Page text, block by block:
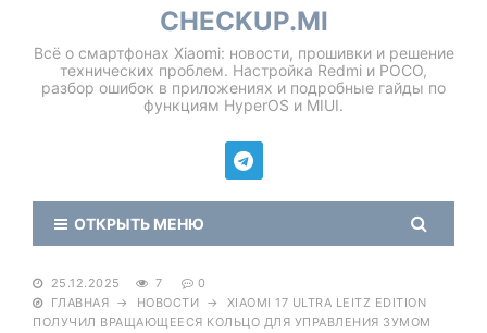
CHECKUP.MI
Всё о смартфонах Xiaomi: новости, прошивки и решение
технических проблем. Настройка Redmi и POCO,
разбор ошибок в приложениях и подробные гайды по
функциям HyperOS и MIUI.
ОТКРЫТЬ МЕНЮ
25.12.2025 7
0
ГЛАВНАЯ → НОВОСТИ → XIAOMI 17 ULTRA LEITZ EDITION
ПОЛУЧИЛ ВРАЩАЮЩЕЕСЯ КОЛЬЦО ДЛЯ УПРАВЛЕНИЯ ЗУМОМ